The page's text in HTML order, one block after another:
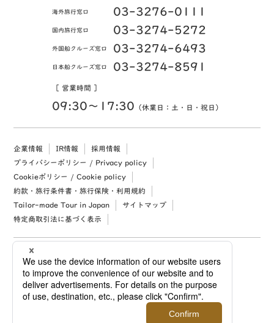
海外旅行窓口 03-3276-0111
国内旅行窓口 03-3274-5272
外国船クルーズ窓口 03-3274-6493
日本船クルーズ窓口 03-3274-8591
［ 営業時間 ］
09:30〜17:30 （休業日：土・日・祝日）
企業情報 IR情報
採用情報
プライバシーポリシー / Privacy policy
Cookieポリシー / Cookie policy
約款・旅行条件書・旅行保険・利用規約
Tailor-made Tour in Japan
サイトマップ
特定商取引法に基づく表示
Copyright (c) 2026 Mitsukoshi Isetan Nikko Travel, Ltd. All rights reserved.